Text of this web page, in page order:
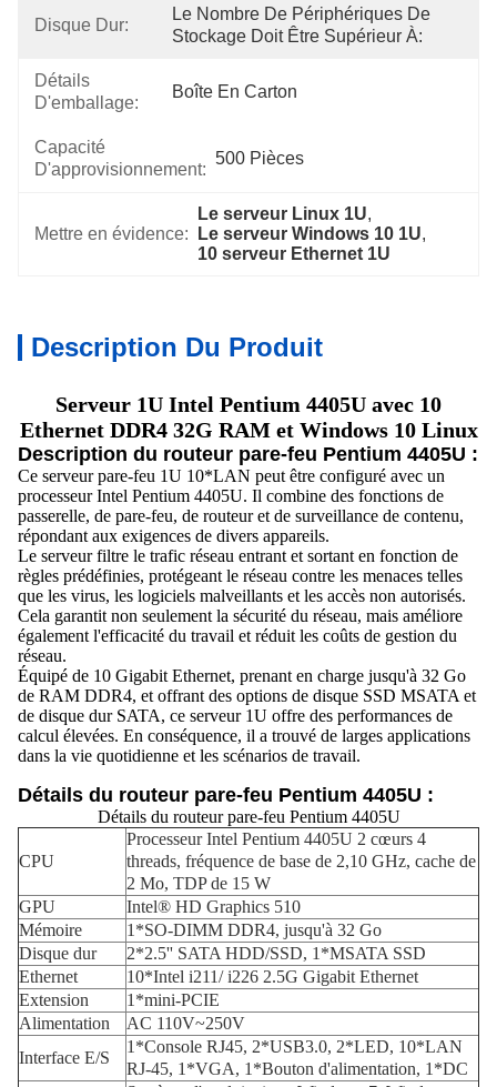
Disque Dur:
Le Nombre De Périphériques De
Stockage Doit Être Supérieur À:
Détails
D'emballage:
Boîte En Carton
Capacité
D'approvisionnement:
500 Pièces
Mettre en évidence:
Le serveur Linux 1U,
Le serveur Windows 10 1U,
10 serveur Ethernet 1U
Description Du Produit
Serveur 1U Intel Pentium 4405U avec 10
Ethernet DDR4 32G RAM et Windows 10 Linux
Description du routeur pare-feu Pentium 4405U :
Ce serveur pare-feu 1U 10*LAN peut être configuré avec un
processeur Intel Pentium 4405U. Il combine des fonctions de
passerelle, de pare-feu, de routeur et de surveillance de contenu,
répondant aux exigences de divers appareils.
Le serveur filtre le trafic réseau entrant et sortant en fonction de
règles prédéfinies, protégeant le réseau contre les menaces telles
que les virus, les logiciels malveillants et les accès non autorisés.
Cela garantit non seulement la sécurité du réseau, mais améliore
également l'efficacité du travail et réduit les coûts de gestion du
réseau.
Équipé de 10 Gigabit Ethernet, prenant en charge jusqu'à 32 Go
de RAM DDR4, et offrant des options de disque SSD MSATA et
de disque dur SATA, ce serveur 1U offre des performances de
calcul élevées. En conséquence, il a trouvé de larges applications
dans la vie quotidienne et les scénarios de travail.
Détails du routeur pare-feu Pentium 4405U :
Détails du routeur pare-feu Pentium 4405U
CPU
Processeur Intel Pentium 4405U 2 cœurs 4
threads, fréquence de base de 2,10 GHz, cache de
2 Mo, TDP de 15 W
GPU
Intel® HD Graphics 510
Mémoire
1*SO-DIMM DDR4, jusqu'à 32 Go
Disque dur
2*2.5'' SATA HDD/SSD, 1*MSATA SSD
Ethernet
10*Intel i211/ i226 2.5G Gigabit Ethernet
Extension
1*mini-PCIE
Alimentation
AC 110V~250V
Interface E/S
1*Console RJ45, 2*USB3.0, 2*LED, 10*LAN
RJ-45, 1*VGA, 1*Bouton d'alimentation, 1*DC